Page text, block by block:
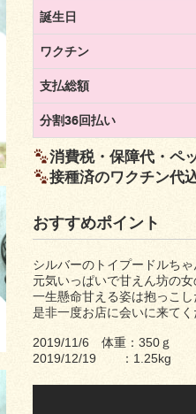
誕生日
ワクチン
支払総額
分割36回払い
消費税・保障代・ペ
接種済のワクチン代
おすすめポイント
シルバーのトイプードルちゃ
元気いっぱいで甘えん坊の
一生懸命甘える姿は抱っこ
是非一度お店に会いに来て
2019/11/6 体重：350ｇ
2019/12/19 ：1.25kg